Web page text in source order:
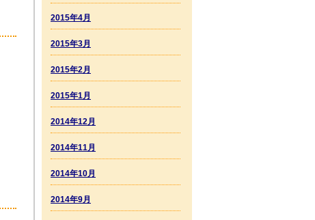
2015年4月
2015年3月
2015年2月
2015年1月
2014年12月
2014年11月
2014年10月
2014年9月